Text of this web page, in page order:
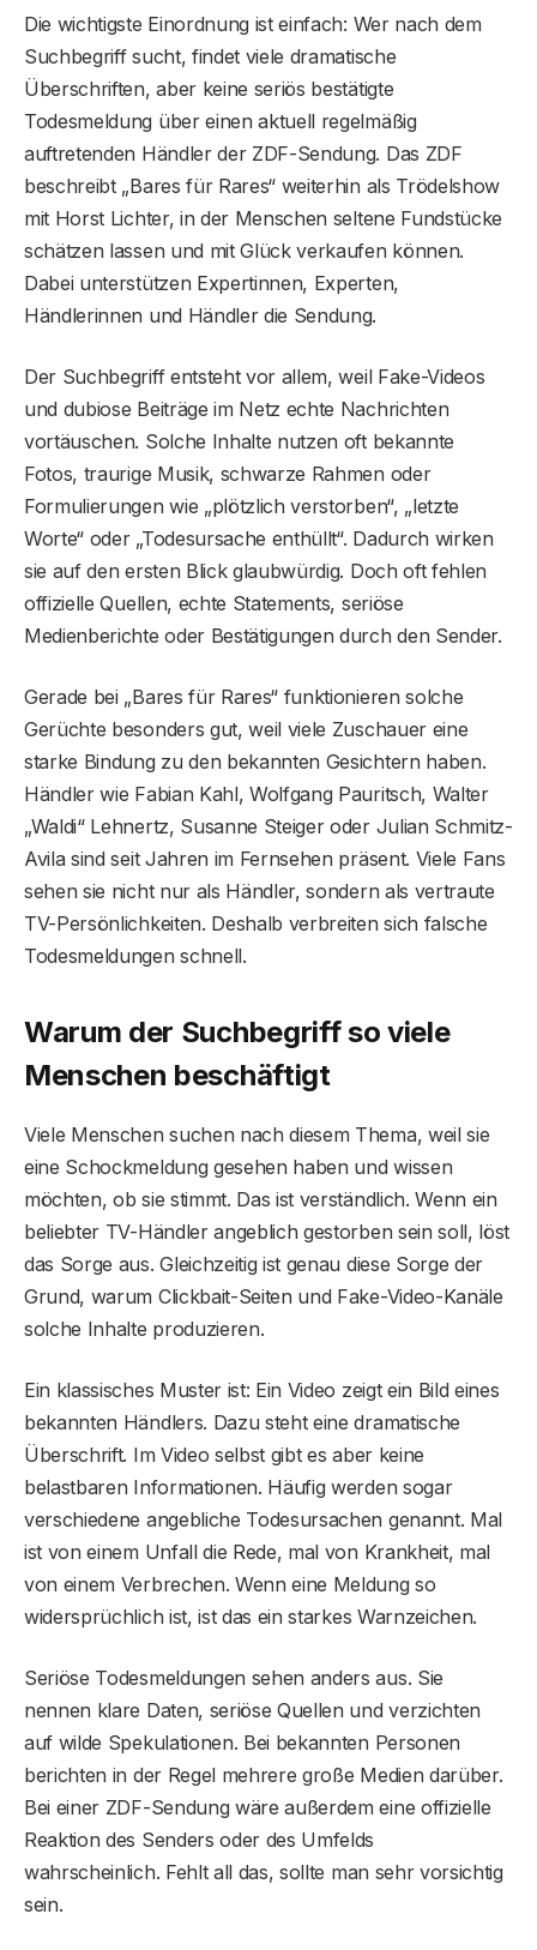
Die wichtigste Einordnung ist einfach: Wer nach dem
Suchbegriff sucht, findet viele dramatische
Überschriften, aber keine seriös bestätigte
Todesmeldung über einen aktuell regelmäßig
auftretenden Händler der ZDF-Sendung. Das ZDF
beschreibt „Bares für Rares“ weiterhin als Trödelshow
mit Horst Lichter, in der Menschen seltene Fundstücke
schätzen lassen und mit Glück verkaufen können.
Dabei unterstützen Expertinnen, Experten,
Händlerinnen und Händler die Sendung.
Der Suchbegriff entsteht vor allem, weil Fake-Videos
und dubiose Beiträge im Netz echte Nachrichten
vortäuschen. Solche Inhalte nutzen oft bekannte
Fotos, traurige Musik, schwarze Rahmen oder
Formulierungen wie „plötzlich verstorben“, „letzte
Worte“ oder „Todesursache enthüllt“. Dadurch wirken
sie auf den ersten Blick glaubwürdig. Doch oft fehlen
offizielle Quellen, echte Statements, seriöse
Medienberichte oder Bestätigungen durch den Sender.
Gerade bei „Bares für Rares“ funktionieren solche
Gerüchte besonders gut, weil viele Zuschauer eine
starke Bindung zu den bekannten Gesichtern haben.
Händler wie Fabian Kahl, Wolfgang Pauritsch, Walter
„Waldi“ Lehnertz, Susanne Steiger oder Julian Schmitz-
Avila sind seit Jahren im Fernsehen präsent. Viele Fans
sehen sie nicht nur als Händler, sondern als vertraute
TV-Persönlichkeiten. Deshalb verbreiten sich falsche
Todesmeldungen schnell.
Warum der Suchbegriff so viele
Menschen beschäftigt
Viele Menschen suchen nach diesem Thema, weil sie
eine Schockmeldung gesehen haben und wissen
möchten, ob sie stimmt. Das ist verständlich. Wenn ein
beliebter TV-Händler angeblich gestorben sein soll, löst
das Sorge aus. Gleichzeitig ist genau diese Sorge der
Grund, warum Clickbait-Seiten und Fake-Video-Kanäle
solche Inhalte produzieren.
Ein klassisches Muster ist: Ein Video zeigt ein Bild eines
bekannten Händlers. Dazu steht eine dramatische
Überschrift. Im Video selbst gibt es aber keine
belastbaren Informationen. Häufig werden sogar
verschiedene angebliche Todesursachen genannt. Mal
ist von einem Unfall die Rede, mal von Krankheit, mal
von einem Verbrechen. Wenn eine Meldung so
widersprüchlich ist, ist das ein starkes Warnzeichen.
Seriöse Todesmeldungen sehen anders aus. Sie
nennen klare Daten, seriöse Quellen und verzichten
auf wilde Spekulationen. Bei bekannten Personen
berichten in der Regel mehrere große Medien darüber.
Bei einer ZDF-Sendung wäre außerdem eine offizielle
Reaktion des Senders oder des Umfelds
wahrscheinlich. Fehlt all das, sollte man sehr vorsichtig
sein.